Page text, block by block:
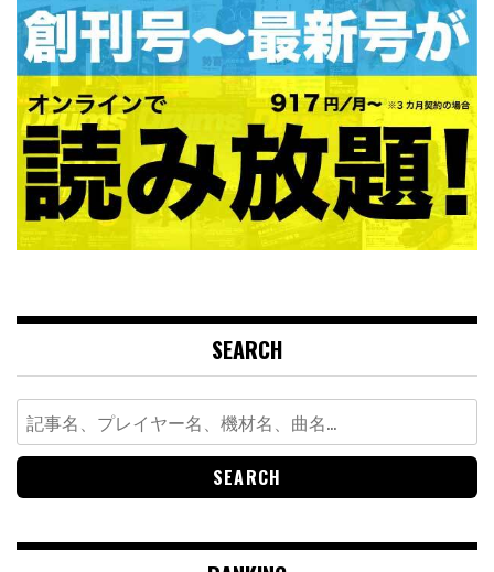
SEARCH
Search
for: